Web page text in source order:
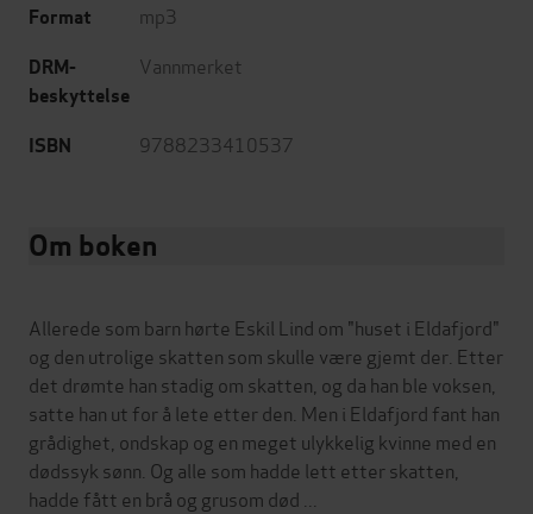
Format mp3
DRM-
beskyttelse
Vannmerket
ISBN 9788233410537
Om boken
Allerede som barn hørte Eskil Lind om "huset i Eldafjord"
og den utrolige skatten som skulle være gjemt der. Etter
det drømte han stadig om skatten, og da han ble voksen,
satte han ut for å lete etter den. Men i Eldafjord fant han
grådighet, ondskap og en meget ulykkelig kvinne med en
dødssyk sønn. Og alle som hadde lett etter skatten,
hadde fått en brå og grusom død ...